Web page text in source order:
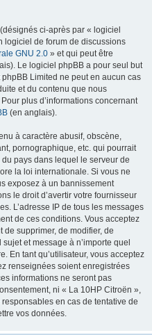
ci-après par « logiciel
logiciel de forum de discussions
GNU 2.0 » et qui peut être
Le logiciel phpBB a pour seul but
Limited ne peut en aucun cas
et du contenu que nous
plus d’informations concernant
(en anglais).
à caractère abusif, obscène,
pornographique, etc. qui pourrait
pays dans lequel le serveur de
la loi internationale. Si vous ne
exposez à un bannissement
le droit d’avertir votre fournisseur
L’adresse IP de tous les messages
de ces conditions. Vous acceptez
de supprimer, de modifier, de
et message à n’importe quel
En tant qu’utilisateur, vous acceptez
renseignées soient enregistrées
informations ne seront pas
ni « La 10HP Citroën »,
en cas de tentative de
vos données.